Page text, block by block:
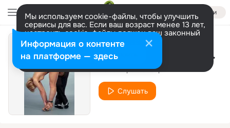
Войти
Мы используем cookie-файлы, чтобы улучшить
сервисы для вас. Если ваш возраст менее 13 лет,
настроить cookie-файлы должен ваш законный
представитель. Больше информации
Разрешить все Настроить Ну где же вы, девчонки
Роман Трахтенберг
Слушать
Информация о контенте
на платформе — здесь